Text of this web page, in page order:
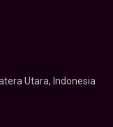
Utara, Indonesia